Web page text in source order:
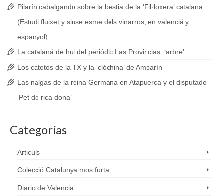
Pilarín cabalgando sobre la bestia de la ‘Fil·loxera’ catalana
(Estudi fluixet y sinse esme dels vinarros, en valenciá y
espanyol)
La catalaná de hui del periódic Las Provincias: ‘arbre’
Los catetos de la TX y la ‘clóchina’ de Amparín
Las nalgas de la reina Germana en Atapuerca y el disputado
‘Pet de rica dona’
Categorías
Articuls
Colecció Catalunya mos furta
Diario de Valencia